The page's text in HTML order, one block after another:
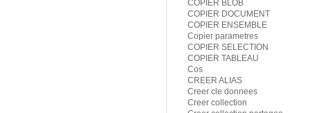
COPIER BLOB
COPIER DOCUMENT
COPIER ENSEMBLE
Copier parametres
COPIER SELECTION
COPIER TABLEAU
Cos
CREER ALIAS
Creer cle donnees
Creer collection